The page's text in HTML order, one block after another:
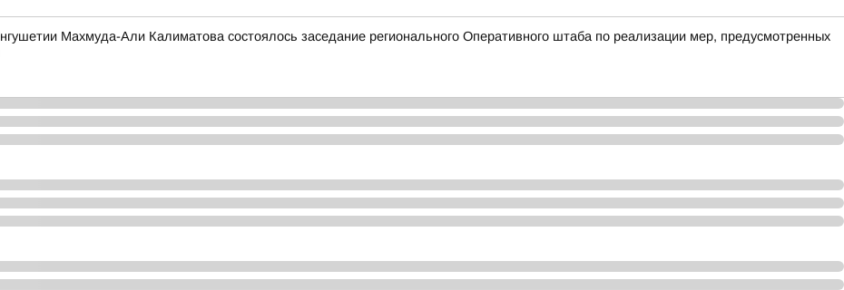
Махмуда-Али Калиматова состоялось заседание регионального Оперативного штаба по реализации мер, предусмотренных